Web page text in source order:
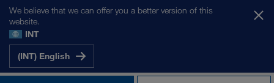
We believe that we can offer you a better version of this
website.
INT
(INT) English